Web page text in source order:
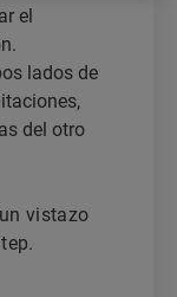
el
lados de
del otro
vistazo